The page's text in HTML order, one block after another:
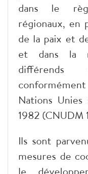
dans le
régionaux, en
de la paix et
et dans la
Nations
1982 (CNUDM
Ils sont
mesures de
le